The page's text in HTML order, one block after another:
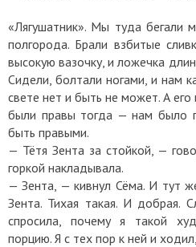
«Лягушатник». Мы туда бегали
полгорода. Брали взбитые
высокую вазочку, и ложечка
Сидели, болтали ногами, и нам
свете нет и быть не может. А
были правы тогда — нам было
быть правыми.
— Тётя Зента за стойкой, —
горкой накладывала.
— Зента, — кивнул Сёма. И тут
Зента. Тихая такая. И добрая.
спросила, почему я такой
порцию. Я с тех пор к ней и